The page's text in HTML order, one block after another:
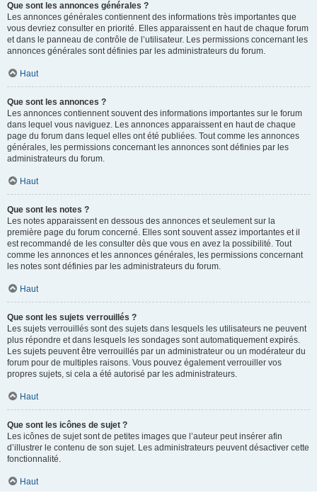
Que sont les annonces générales ?
Les annonces générales contiennent des informations très importantes que
vous devriez consulter en priorité. Elles apparaissent en haut de chaque forum
et dans le panneau de contrôle de l’utilisateur. Les permissions concernant les
annonces générales sont définies par les administrateurs du forum.
Haut
Que sont les annonces ?
Les annonces contiennent souvent des informations importantes sur le forum
dans lequel vous naviguez. Les annonces apparaissent en haut de chaque
page du forum dans lequel elles ont été publiées. Tout comme les annonces
générales, les permissions concernant les annonces sont définies par les
administrateurs du forum.
Haut
Que sont les notes ?
Les notes apparaissent en dessous des annonces et seulement sur la
première page du forum concerné. Elles sont souvent assez importantes et il
est recommandé de les consulter dès que vous en avez la possibilité. Tout
comme les annonces et les annonces générales, les permissions concernant
les notes sont définies par les administrateurs du forum.
Haut
Que sont les sujets verrouillés ?
Les sujets verrouillés sont des sujets dans lesquels les utilisateurs ne peuvent
plus répondre et dans lesquels les sondages sont automatiquement expirés.
Les sujets peuvent être verrouillés par un administrateur ou un modérateur du
forum pour de multiples raisons. Vous pouvez également verrouiller vos
propres sujets, si cela a été autorisé par les administrateurs.
Haut
Que sont les icônes de sujet ?
Les icônes de sujet sont de petites images que l’auteur peut insérer afin
d’illustrer le contenu de son sujet. Les administrateurs peuvent désactiver cette
fonctionnalité.
Haut